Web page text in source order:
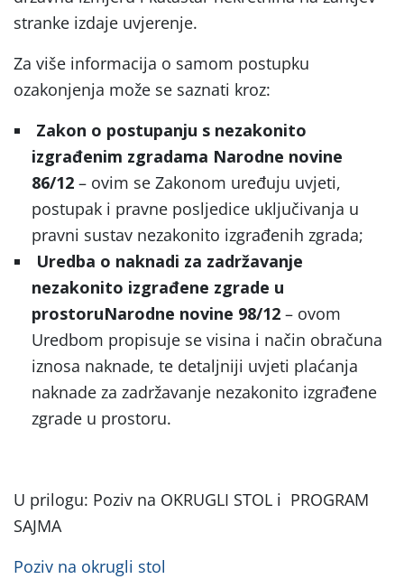
stranke izdaje uvjerenje.
Za više informacija o samom postupku
ozakonjenja može se saznati kroz:
Zakon o postupanju s nezakonito
izgrađenim zgradama Narodne novine
86/12 – ovim se Zakonom uređuju uvjeti,
postupak i pravne posljedice uključivanja u
pravni sustav nezakonito izgrađenih zgrada;
Uredba o naknadi za zadržavanje
nezakonito izgrađene zgrade u
prostoruNarodne novine 98/12 – ovom
Uredbom propisuje se visina i način obračuna
iznosa naknade, te detaljniji uvjeti plaćanja
naknade za zadržavanje nezakonito izgrađene
zgrade u prostoru.
U prilogu: Poziv na OKRUGLI STOL i PROGRAM
SAJMA
Poziv na okrugli stol